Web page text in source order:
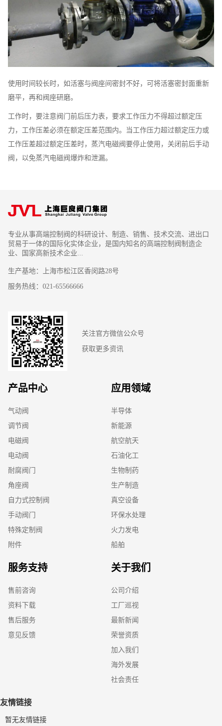
使用时间较长时，如活塞与阀座间密封不好，可将活塞密封面重新
磨平，再和阀座研磨。
工作时，要注意阀门前后压力表，要求工作压力不得超过额定压
力，工作压差必须在额定压差范围内。当工作压力超过额定压力或
工作压差超过额定压差时，蒸汽电磁阀要停止使用，关闭前后手动
阀，以免蒸汽电磁阀爆炸和泄漏。
专业从事高端控制阀的科研设计、制造、销售、技术交流、进出口
贸易于一体的国际化实体企业，是国内知名的高端控制阀制造企
业、国家高新技术企业...
生产基地：上海市松江区香闵路28号
服务热线：021-65566666
关注官方微信公众号
获取更多资讯
产品中心
气动阀
调节阀
电磁阀
电动阀
耐腐阀门
角座阀
自力式控制阀
手动阀门
特殊定制阀
附件
应用领域
半导体
新能源
航空航天
石油化工
生物制药
生产制造
真空设备
环保水处理
火力发电
船舶
服务支持
售前咨询
资料下载
售后服务
意见反馈
关于我们
公司介绍
工厂巡视
最新新闻
荣誉资质
加入我们
海外发展
社会责任
友情链接
暂无友情链接